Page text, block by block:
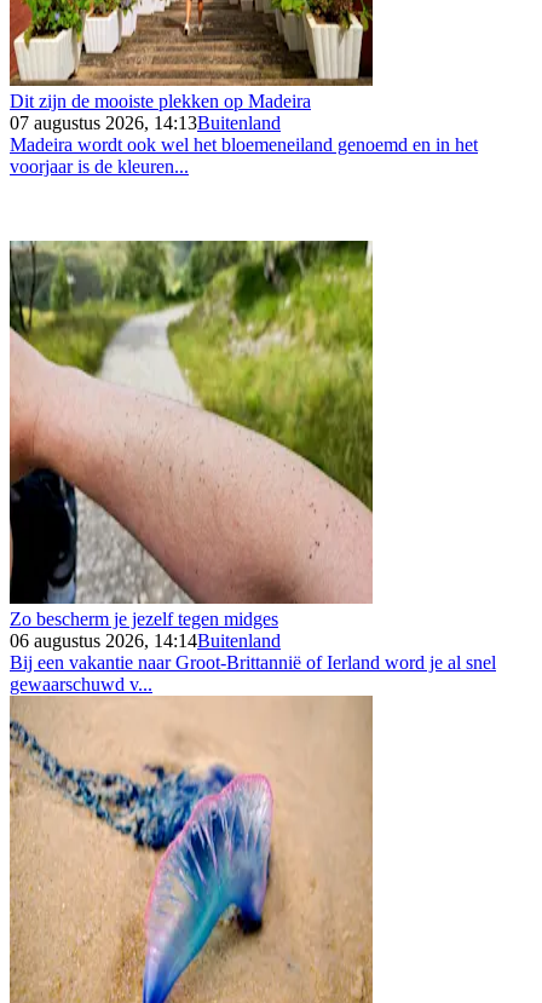
Dit zijn de mooiste plekken op Madeira
07 augustus 2026, 14:13Buitenland
Madeira wordt ook wel het bloemeneiland genoemd en in het
voorjaar is de kleuren...
Zo bescherm je jezelf tegen midges
06 augustus 2026, 14:14Buitenland
Bij een vakantie naar Groot-Brittannië of Ierland word je al snel
gewaarschuwd v...